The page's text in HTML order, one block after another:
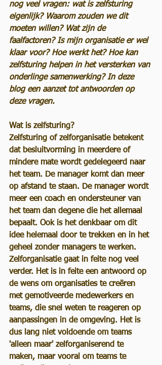
nog veel vragen: wat is zelfsturing
eigenlijk? Waarom zouden we dit
moeten willen? Wat zijn de
faalfactoren? Is mijn organisatie er wel
klaar voor? Hoe werkt het? Hoe kan
zelfsturing helpen in het versterken van
onderlinge samenwerking? In deze
blog een aanzet tot antwoorden op
deze vragen.
Wat is zelfsturing?
Zelfsturing of zelforganisatie betekent
dat besluitvorming in meerdere of
mindere mate wordt gedelegeerd naar
het team. De manager komt dan meer
op afstand te staan. De manager wordt
meer een coach en ondersteuner van
het team dan degene die het allemaal
bepaalt. Ook is het denkbaar om dit
idee helemaal door te trekken en in het
geheel zonder managers te werken.
Zelforganisatie gaat in feite nog veel
verder. Het is in feite een antwoord op
de wens om organisaties te creëren
met gemotiveerde medewerkers en
teams, die snel weten te reageren op
aanpassingen in de omgeving. Het is
dus lang niet voldoende om teams
'alleen maar' zelforganiserend te
maken, maar vooral om teams te